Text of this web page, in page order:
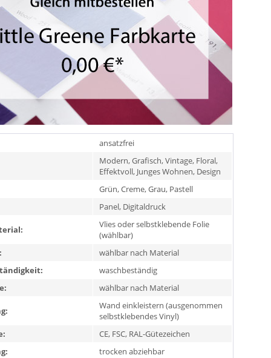
ansatzfrei
Modern, Grafisch, Vintage, Floral,
Effektvoll, Junges Wohnen, Design
Grün, Creme, Grau, Pastell
Panel, Digitaldruck
Vlies oder selbstklebende Folie
(wählbar)
wählbar nach Material
waschbeständig
wählbar nach Material
Wand einkleistern (ausgenommen
selbstklebendes Vinyl)
CE, FSC, RAL-Gütezeichen
trocken abziehbar